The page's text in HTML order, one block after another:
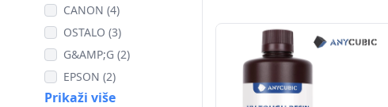
CANON (4)
OSTALO (3)
G&AMP;G (2)
EPSON (2)
Prikaži više